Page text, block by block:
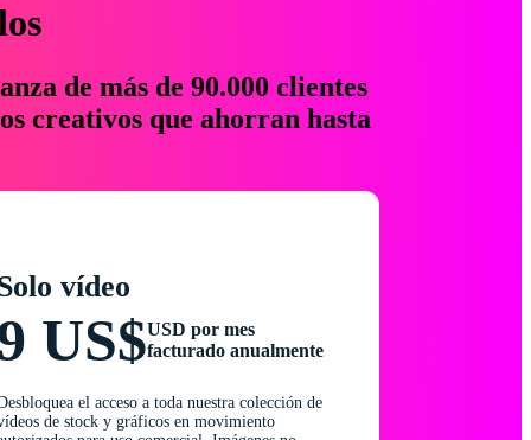
de más de 90.000 clientes
creativos que ahorran hasta
vídeo
US$USD por mes
facturado anualmente
el acceso a toda nuestra colección de
de stock y gráficos en movimiento